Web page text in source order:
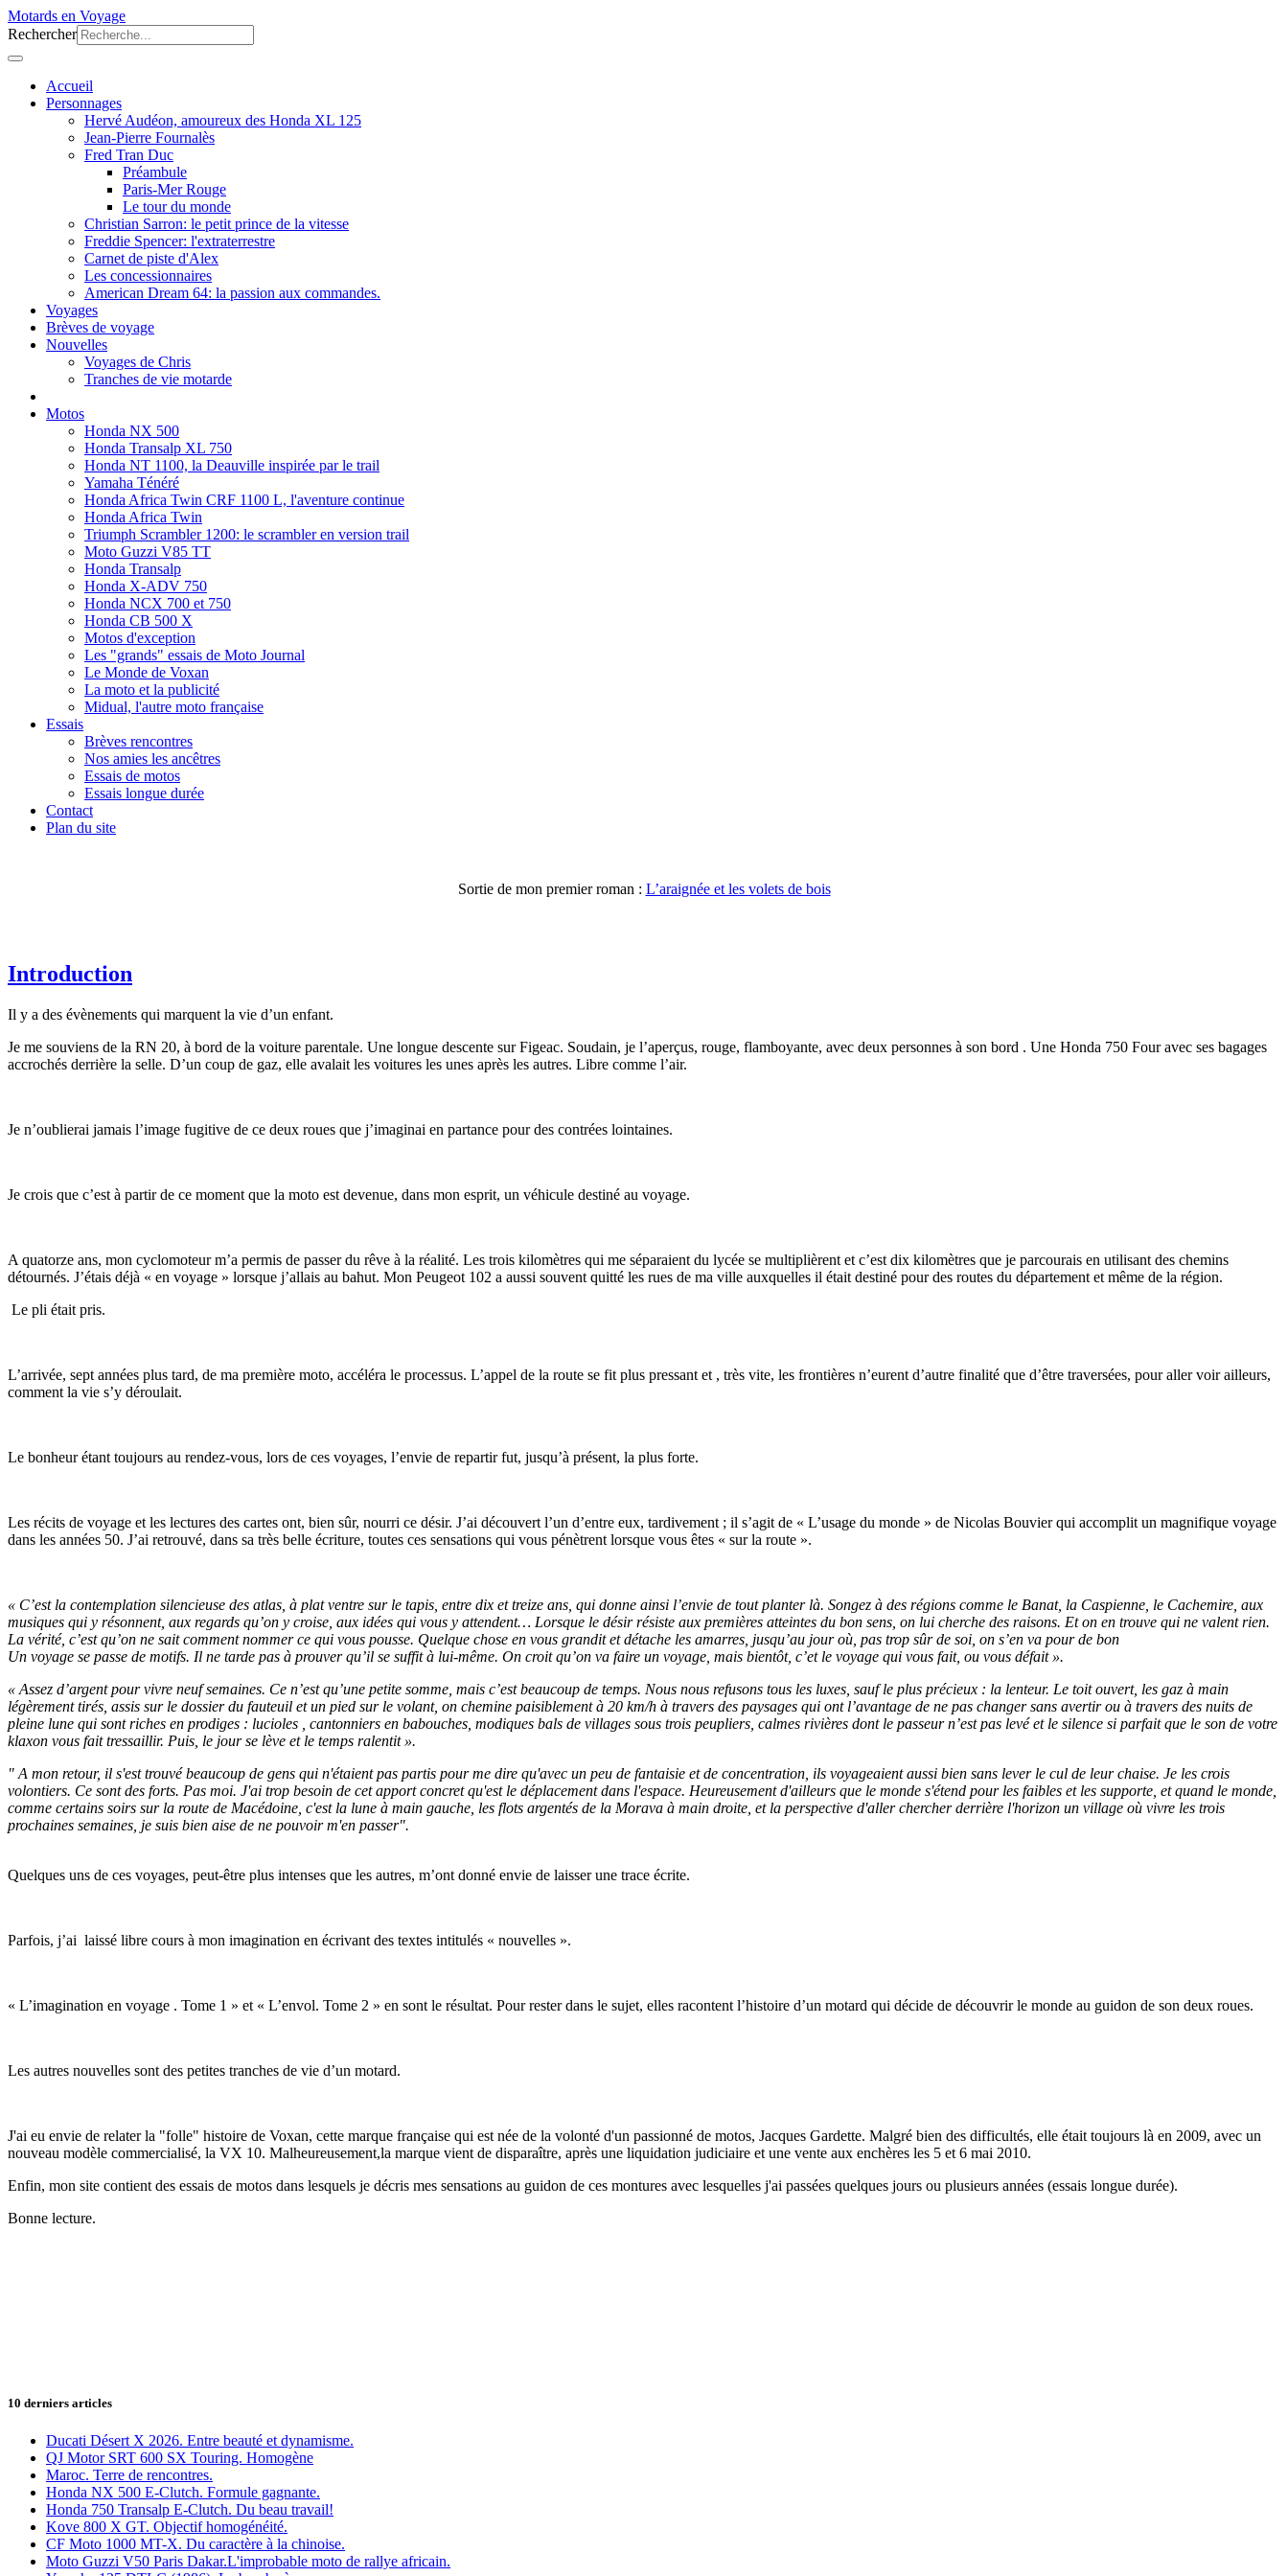
Motards en Voyage
Rechercher
Accueil
Personnages
Hervé Audéon, amoureux des Honda XL 125
Jean-Pierre Fournalès
Fred Tran Duc
Préambule
Paris-Mer Rouge
Le tour du monde
Christian Sarron: le petit prince de la vitesse
Freddie Spencer: l'extraterrestre
Carnet de piste d'Alex
Les concessionnaires
American Dream 64: la passion aux commandes.
Voyages
Brèves de voyage
Nouvelles
Voyages de Chris
Tranches de vie motarde
Motos
Honda NX 500
Honda Transalp XL 750
Honda NT 1100, la Deauville inspirée par le trail
Yamaha Ténéré
Honda Africa Twin CRF 1100 L, l'aventure continue
Honda Africa Twin
Triumph Scrambler 1200: le scrambler en version trail
Moto Guzzi V85 TT
Honda Transalp
Honda X-ADV 750
Honda NCX 700 et 750
Honda CB 500 X
Motos d'exception
Les "grands" essais de Moto Journal
Le Monde de Voxan
La moto et la publicité
Midual, l'autre moto française
Essais
Brèves rencontres
Nos amies les ancêtres
Essais de motos
Essais longue durée
Contact
Plan du site
Sortie de mon premier roman : L’araignée et les volets de bois
Introduction
Il y a des évènements qui marquent la vie d’un enfant.
Je me souviens de la RN 20, à bord de la voiture parentale. Une longue descente sur Figeac. Soudain, je l’aperçus, rouge, flamboyante, avec deux personnes à son bord . Une Honda 750 Four avec ses bagages
accrochés derrière la selle. D’un coup de gaz, elle avalait les voitures les unes après les autres. Libre comme l’air.
Je n’oublierai jamais l’image fugitive de ce deux roues que j’imaginai en partance pour des contrées lointaines.
Je crois que c’est à partir de ce moment que la moto est devenue, dans mon esprit, un véhicule destiné au voyage.
A quatorze ans, mon cyclomoteur m’a permis de passer du rêve à la réalité. Les trois kilomètres qui me séparaient du lycée se multiplièrent et c’est dix kilomètres que je parcourais en utilisant des chemins
détournés. J’étais déjà « en voyage » lorsque j’allais au bahut. Mon Peugeot 102 a aussi souvent quitté les rues de ma ville auxquelles il était destiné pour des routes du département et même de la région.
Le pli était pris.
L’arrivée, sept années plus tard, de ma première moto, accéléra le processus. L’appel de la route se fit plus pressant et , très vite, les frontières n’eurent d’autre finalité que d’être traversées, pour aller voir ailleurs,
comment la vie s’y déroulait.
Le bonheur étant toujours au rendez-vous, lors de ces voyages, l’envie de repartir fut, jusqu’à présent, la plus forte.
Les récits de voyage et les lectures des cartes ont, bien sûr, nourri ce désir. J’ai découvert l’un d’entre eux, tardivement ; il s’agit de « L’usage du monde » de Nicolas Bouvier qui accomplit un magnifique voyage
dans les années 50. J’ai retrouvé, dans sa très belle écriture, toutes ces sensations qui vous pénètrent lorsque vous êtes « sur la route ».
« C’est la contemplation silencieuse des atlas, à plat ventre sur le tapis, entre dix et treize ans, qui donne ainsi l’envie de tout planter là. Songez à des régions comme le Banat, la Caspienne, le Cachemire, aux
musiques qui y résonnent, aux regards qu’on y croise, aux idées qui vous y attendent… Lorsque le désir résiste aux premières atteintes du bon sens, on lui cherche des raisons. Et on en trouve qui ne valent rien.
La vérité, c’est qu’on ne sait comment nommer ce qui vous pousse. Quelque chose en vous grandit et détache les amarres, jusqu’au jour où, pas trop sûr de soi, on s’en va pour de bon
Un voyage se passe de motifs. Il ne tarde pas à prouver qu’il se suffit à lui-même. On croit qu’on va faire un voyage, mais bientôt, c’et le voyage qui vous fait, ou vous défait ».
« Assez d’argent pour vivre neuf semaines. Ce n’est qu’une petite somme, mais c’est beaucoup de temps. Nous nous refusons tous les luxes, sauf le plus précieux : la lenteur. Le toit ouvert, les gaz à main
légèrement tirés, assis sur le dossier du fauteuil et un pied sur le volant, on chemine paisiblement à 20 km/h à travers des paysages qui ont l’avantage de ne pas changer sans avertir ou à travers des nuits de
pleine lune qui sont riches en prodiges : lucioles , cantonniers en babouches, modiques bals de villages sous trois peupliers, calmes rivières dont le passeur n’est pas levé et le silence si parfait que le son de votre
klaxon vous fait tressaillir. Puis, le jour se lève et le temps ralentit ».
" A mon retour, il s'est trouvé beaucoup de gens qui n'étaient pas partis pour me dire qu'avec un peu de fantaisie et de concentration, ils voyageaient aussi bien sans lever le cul de leur chaise. Je les crois
volontiers. Ce sont des forts. Pas moi. J'ai trop besoin de cet apport concret qu'est le déplacement dans l'espace. Heureusement d'ailleurs que le monde s'étend pour les faibles et les supporte, et quand le monde,
comme certains soirs sur la route de Macédoine, c'est la lune à main gauche, les flots argentés de la Morava à main droite, et la perspective d'aller chercher derrière l'horizon un village où vivre les trois
prochaines semaines, je suis bien aise de ne pouvoir m'en passer".
Quelques uns de ces voyages, peut-être plus intenses que les autres, m’ont donné envie de laisser une trace écrite.
Parfois, j’ai laissé libre cours à mon imagination en écrivant des textes intitulés « nouvelles ».
« L’imagination en voyage . Tome 1 » et « L’envol. Tome 2 » en sont le résultat. Pour rester dans le sujet, elles racontent l’histoire d’un motard qui décide de découvrir le monde au guidon de son deux roues.
Les autres nouvelles sont des petites tranches de vie d’un motard.
J'ai eu envie de relater la "folle" histoire de Voxan, cette marque française qui est née de la volonté d'un passionné de motos, Jacques Gardette. Malgré bien des difficultés, elle était toujours là en 2009, avec un
nouveau modèle commercialisé, la VX 10. Malheureusement,la marque vient de disparaître, après une liquidation judiciaire et une vente aux enchères les 5 et 6 mai 2010.
Enfin, mon site contient des essais de motos dans lesquels je décris mes sensations au guidon de ces montures avec lesquelles j'ai passées quelques jours ou plusieurs années (essais longue durée).
Bonne lecture.
10 derniers articles
Ducati Désert X 2026. Entre beauté et dynamisme.
QJ Motor SRT 600 SX Touring. Homogène
Maroc. Terre de rencontres.
Honda NX 500 E-Clutch. Formule gagnante.
Honda 750 Transalp E-Clutch. Du beau travail!
Kove 800 X GT. Objectif homogénéité.
CF Moto 1000 MT-X. Du caractère à la chinoise.
Moto Guzzi V50 Paris Dakar.L'improbable moto de rallye africain.